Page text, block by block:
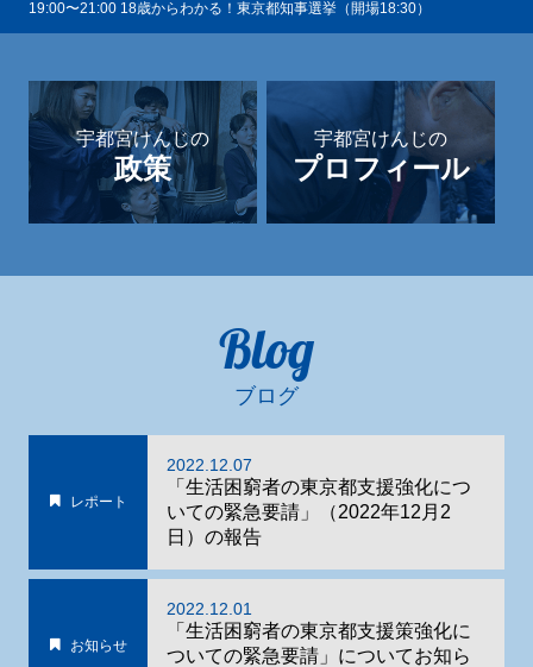
19:00〜21:00 18歳からわかる！東京都知事選挙（開場18:30）
宇都宮けんじの
政策
宇都宮けんじの
プロフィール
Blog
ブログ
レポート
2022.12.07
「生活困窮者の東京都支援強化につ
いての緊急要請」（2022年12月2
日）の報告
お知らせ
2022.12.01
「生活困窮者の東京都支援策強化に
ついての緊急要請」についてお知ら